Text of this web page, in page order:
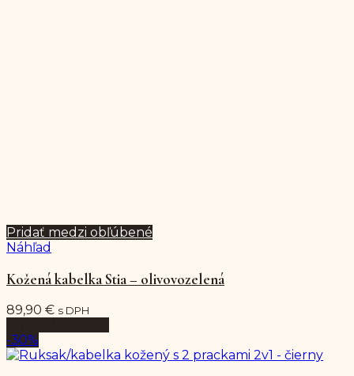
Pridať medzi obľúbené
Náhľad
Kožená kabelka Stia – olivovozelená
89,90 € s DPH
-30%